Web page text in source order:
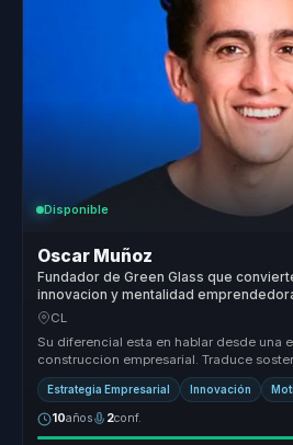
Disponible
Oscar Muñoz
Fundador de Green Glass que
innovacion y mentalidad
para lideres y empresas.
CL
Su diferencial esta en hablar desde una
construccion empresarial. Traduce
emprendimiento a decis...
Estrategia Empresarial Innovación
10años 2conf.